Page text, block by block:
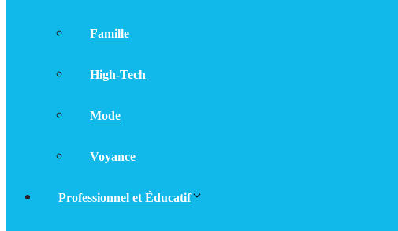
Famille
High-Tech
Mode
Voyance
Professionnel et Éducatif